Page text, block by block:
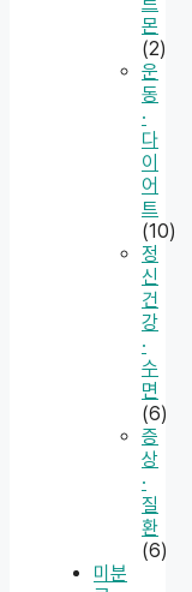
몬
(2)
운
동
·
다
이
어
트
(10)
정
신
건
강
·
수
면
(6)
증
상
·
질
환
(6)
미분